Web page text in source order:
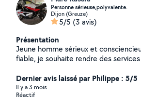
Personne sérieuse,polyvalente.
Dijon (Greuze)
5/5 (3 avis)
Présentation
Jeune homme sérieux et
fiable, je souhaite rendre des
Dernier avis laissé par Philippe : 5/5
Il y a 3 mois
Réactif